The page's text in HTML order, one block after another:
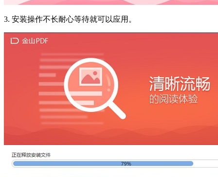
3. 安装操作不长耐心等待就可以应用。